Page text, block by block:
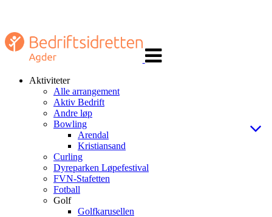
navigasjon
Aktiviteter
Alle arrangement
Aktiv Bedrift
Andre løp
Bowling
Arendal
Kristiansand
Curling
Dyreparken Løpefestival
FVN-Stafetten
Fotball
Golf
Golfkarusellen